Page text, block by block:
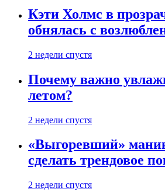
Кэти Холмс в
обнялась с
2 недели спустя
Почему важно
летом?
2 недели спустя
«Выгоревший»
сделать трендовое
2 недели спустя